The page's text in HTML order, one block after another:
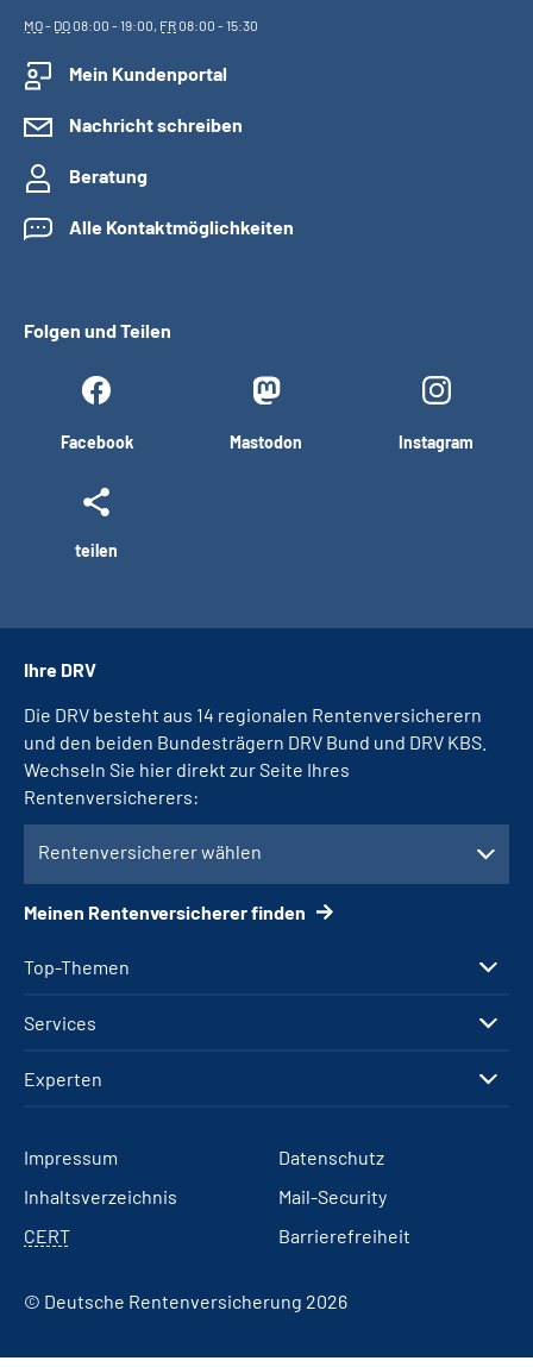
MO- DO08:00 - 19:00, FR08:00 - 15:30
Mein Kundenportal
Nachricht schreiben
Beratung
Alle Kontaktmöglichkeiten
Folgen und Teilen
Facebook Mastodon Instagram
teilen
Top-Themen
Services
Experten
Ihre DRV
Die DRV besteht aus 14 regionalen Rentenversicherern
und den beiden Bundesträgern DRV Bund und DRV KBS.
Wechseln Sie hier direkt zur Seite Ihres
Rentenversicherers:
Rentenversicherer wählen
Meinen Rentenversicherer finden
Impressum
Datenschutz
Inhaltsverzeichnis
Mail-Security
CERT
Barrierefreiheit
© Deutsche Rentenversicherung 2026